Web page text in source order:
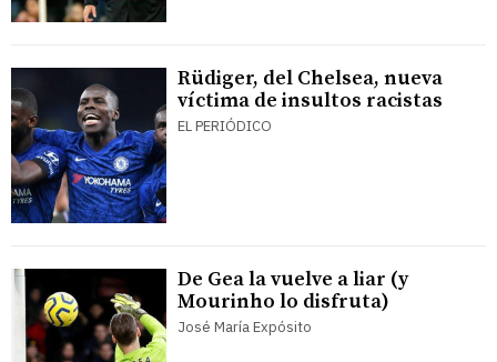
Rüdiger, del Chelsea, nueva
víctima de insultos racistas
EL PERIÓDICO
De Gea la vuelve a liar (y
Mourinho lo disfruta)
José María Expósito